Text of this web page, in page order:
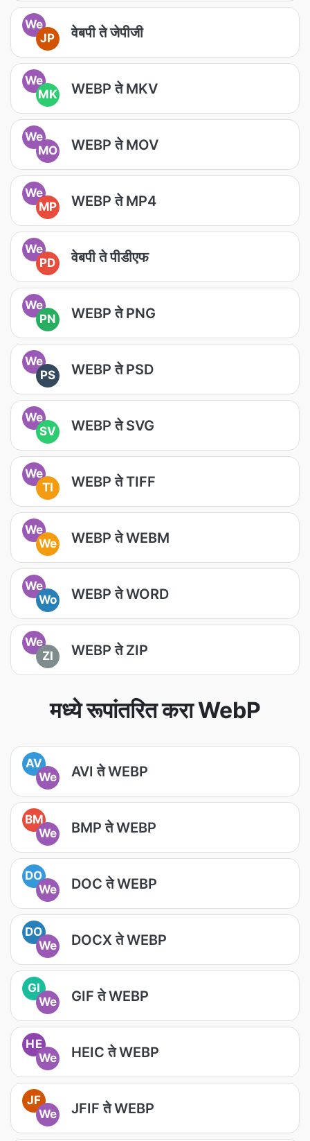
We
JP
वेबपी ते जेपीजी
We
MK
WEBP ते MKV
We
MO
WEBP ते MOV
We
MP
WEBP ते MP4
We
PD
वेबपी ते पीडीएफ
We
PN
WEBP ते PNG
We
PS
WEBP ते PSD
We
SV
WEBP ते SVG
We
TI
WEBP ते TIFF
We
We
WEBP ते WEBM
We
Wo
WEBP ते WORD
We
ZI
WEBP ते ZIP
मध्ये रूपांतरित करा WebP
AV
We
AVI ते WEBP
BM
We
BMP ते WEBP
DO
We
DOC ते WEBP
DO
We
DOCX ते WEBP
GI
We
GIF ते WEBP
HE
We
HEIC ते WEBP
JF
We
JFIF ते WEBP